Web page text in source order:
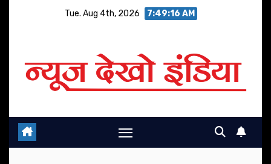
Tue. Aug 4th, 2026 7:49:17 AM